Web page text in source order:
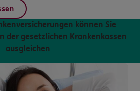
können Sie
der gesetzlichen Krankenkassen
ausgleichen